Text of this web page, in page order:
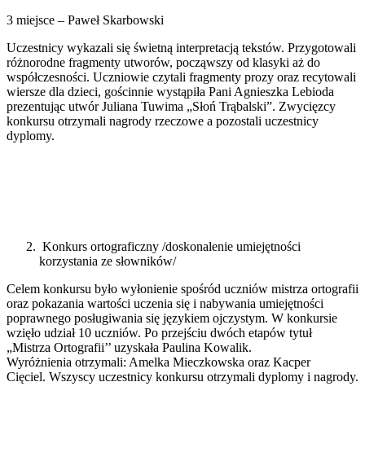
3 miejsce – Paweł Skarbowski
Uczestnicy wykazali się świetną interpretacją tekstów. Przygotowali
różnorodne fragmenty utworów, począwszy od klasyki aż do
współczesności. Uczniowie czytali fragmenty prozy oraz recytowali
wiersze dla dzieci, gościnnie wystąpiła Pani Agnieszka Lebioda
prezentując utwór Juliana Tuwima „Słoń Trąbalski”. Zwycięzcy
konkursu otrzymali nagrody rzeczowe a pozostali uczestnicy
dyplomy.
Konkurs ortograficzny /doskonalenie umiejętności
korzystania ze słowników/
Celem konkursu było wyłonienie spośród uczniów mistrza ortografii
oraz pokazania wartości uczenia się i nabywania umiejętności
poprawnego posługiwania się językiem ojczystym. W konkursie
wzięło udział 10 uczniów. Po przejściu dwóch etapów tytuł
„Mistrza Ortografii’’ uzyskała Paulina Kowalik.
Wyróżnienia otrzymali: Amelka Mieczkowska oraz Kacper
Cięciel. Wszyscy uczestnicy konkursu otrzymali dyplomy i nagrody.